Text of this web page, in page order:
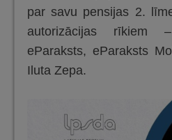
par savu pensijas 2.
autorizācijas rīkiem
eParaksts, eParaksts
Iluta Zepa.